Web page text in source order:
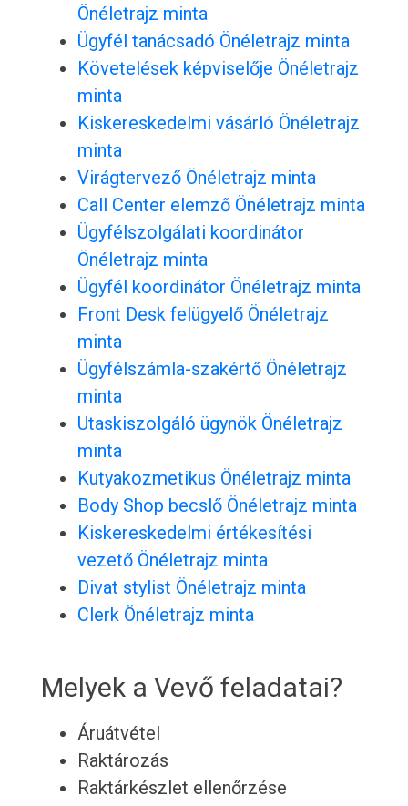
Önéletrajz minta
Ügyfél tanácsadó Önéletrajz minta
Követelések képviselője Önéletrajz
minta
Kiskereskedelmi vásárló Önéletrajz
minta
Virágtervező Önéletrajz minta
Call Center elemző Önéletrajz minta
Ügyfélszolgálati koordinátor
Önéletrajz minta
Ügyfél koordinátor Önéletrajz minta
Front Desk felügyelő Önéletrajz
minta
Ügyfélszámla-szakértő Önéletrajz
minta
Utaskiszolgáló ügynök Önéletrajz
minta
Kutyakozmetikus Önéletrajz minta
Body Shop becslő Önéletrajz minta
Kiskereskedelmi értékesítési
vezető Önéletrajz minta
Divat stylist Önéletrajz minta
Clerk Önéletrajz minta
Melyek a Vevő feladatai?
Áruátvétel
Raktározás
Raktárkészlet ellenőrzése